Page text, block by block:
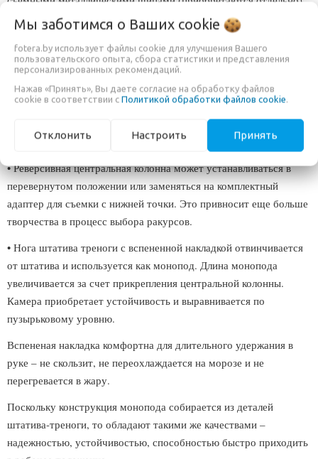
Ноги складываются реверсивно, что уменьшает для хранения и
переноски габаритный размер штатива.
• Благодаря клипсовыми замками QuickLock, которые
блокируют каждую секцию отдельно, секции ноги штатива
раскрываются одним движением руки. Тренога быстро
приводится в рабочее состояние и так же быстро собирается
для транспортировки.
• Реверсивная центральная колонна может устанавливаться в
перевернутом положении или заменяться на комплектный
адаптер для съемки с нижней точки. Это привносит еще больше
творчества в процесс выбора ракурсов.
• Нога штатива треноги с вспененной накладкой отвинчивается
от штатива и используется как монопод. Длина монопода
увеличивается за счет прикрепления центральной колонны.
Камера приобретает устойчивость и выравнивается по
пузырьковому уровню.
Вспененая накладка комфортна для длительного удержания в
руке – не скользит, не переохлаждается на морозе и не
перегревается в жару.
Поскольку конструкция монопода собирается из деталей
штатива-треноги, то обладают такими же качествами –
надежностью, устойчивостью, способностью быстро приходить
Мы заботимся о Ваших cookie
fotera.by использует файлы cookie для улучшения Вашего
пользовательского опыта, сбора статистики и представления
персонализированных рекомендаций.
Нажав «Принять», Вы даете согласие на обработку файлов
cookie в соответствии с Политикой обработки файлов cookie.
Отклонить Настроить Принять